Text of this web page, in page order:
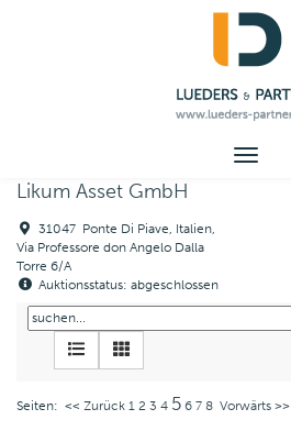
Toggle
Likum Asset GmbH
31047 Ponte Di Piave, Italien,
Via Professore don Angelo Dalla
Torre 6/A
Auktionsstatus: abgeschlossen
Seiten: << Zurück 1 2 3 4 5 6 7 8 Vorwärts >>